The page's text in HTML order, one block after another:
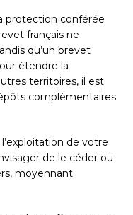
protection conférée
français ne
qu’un brevet
étendre la
territoires, il est
complémentaires
de votre
de le céder ou
moyennant